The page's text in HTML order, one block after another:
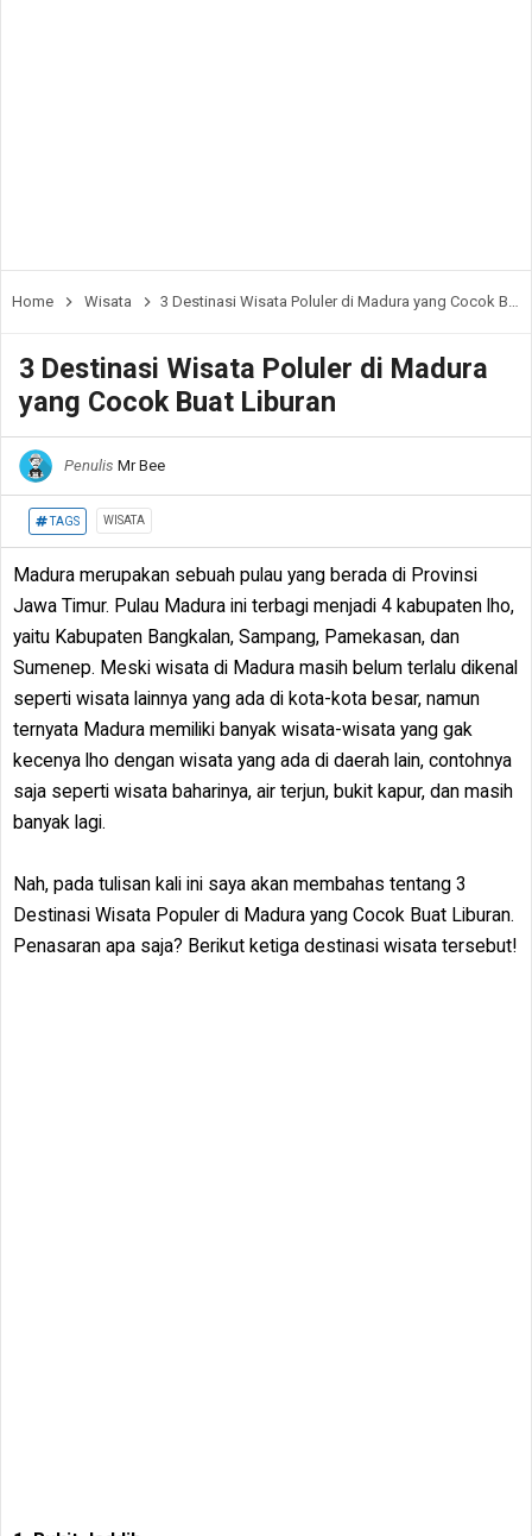
Home Wisata 3 Destinasi Wisata Poluler di Madura yang Cocok Buat Liburan
3 Destinasi Wisata Poluler di Madura
yang Cocok Buat Liburan
Penulis Mr Bee
TAGS WISATA
Madura merupakan sebuah pulau yang berada di Provinsi
Jawa Timur. Pulau Madura ini terbagi menjadi 4 kabupaten lho,
yaitu Kabupaten Bangkalan, Sampang, Pamekasan, dan
Sumenep. Meski wisata di Madura masih belum terlalu dikenal
seperti wisata lainnya yang ada di kota-kota besar, namun
ternyata Madura memiliki banyak wisata-wisata yang gak
kecenya lho dengan wisata yang ada di daerah lain, contohnya
saja seperti wisata baharinya, air terjun, bukit kapur, dan masih
banyak lagi.
Nah, pada tulisan kali ini saya akan membahas tentang 3
Destinasi Wisata Populer di Madura yang Cocok Buat Liburan.
Penasaran apa saja? Berikut ketiga destinasi wisata tersebut!